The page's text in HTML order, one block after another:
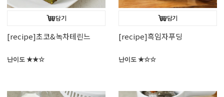
담기
[recipe]초코&녹차테린느
난이도 ★★☆
담기
[recipe]흑임자푸딩
난이도 ★☆☆